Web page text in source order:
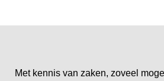
Met kennis van zaken, zoveel